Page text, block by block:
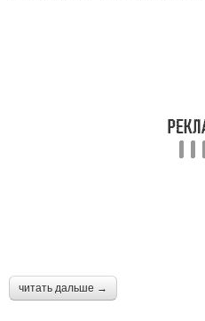
читать дальше →